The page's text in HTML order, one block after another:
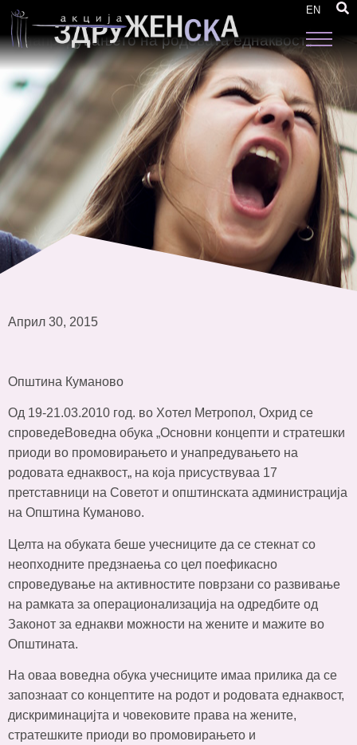
EN
стратешки приоди во промовирањето и
унапредувањето на родовата еднаквост„
Април 30, 2015
Општина Куманово
Од 19-21.03.2010 год. во Хотел Метропол, Охрид се
спроведеВоведна обука „Основни концепти и стратешки
приоди во промовирањето и унапредувањето на
родовата еднаквост„ на која присуствуваа 17
претставници на Советот и општинската администрација
на Општина Куманово.
Целта на обуката беше учесниците да се стекнат со
неопходните предзнаења со цел поефикасно
спроведување на активностите поврзани со развивање
на рамката за операционализација на одредбите од
Законот за еднакви можности на жените и мажите во
Општината.
На оваа воведна обука учесниците имаа прилика да се
запознаат со концептите на родот и родовата еднаквост,
дискриминацијта и човековите права на жените,
стратешките приоди во промовирањето и